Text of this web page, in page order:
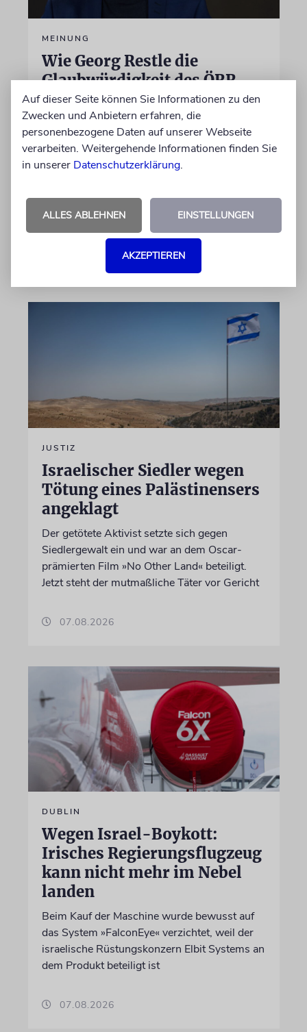
MEINUNG
Wie Georg Restle die
Glaubwürdigkeit des ÖRR
untergräbt
Nach dem X-Post des Journalisten hat sich
Felix Schotland, Vorstand der Synagogen-
Gemeinde Köln, an WDR-
Programmdirektorin Andrea Schafarczyk
von Felix Schotland
JUSTIZ
Israelischer Siedler wegen
Tötung eines Palästinensers
angeklagt
Der getötete Aktivist setzte sich gegen
Siedlergewalt ein und war an dem Oscar-
prämierten Film »No Other Land« beteiligt.
Jetzt steht der mutmaßliche Täter vor Gericht
07.08.2026
DUBLIN
Wegen Israel-Boykott:
Irisches Regierungsflugzeug
kann nicht mehr im Nebel
landen
Beim Kauf der Maschine wurde bewusst auf
das System »FalconEye« verzichtet, weil der
israelische Rüstungskonzern Elbit Systems an
dem Produkt beteiligt ist
07.08.2026
Auf dieser Seite können Sie Informationen zu den
Zwecken und Anbietern erfahren, die
personenbezogene Daten auf unserer Webseite
verarbeiten. Weitergehende Informationen finden Sie
in unserer Datenschutzerklärung.
ALLES ABLEHNEN EINSTELLUNGEN
AKZEPTIEREN